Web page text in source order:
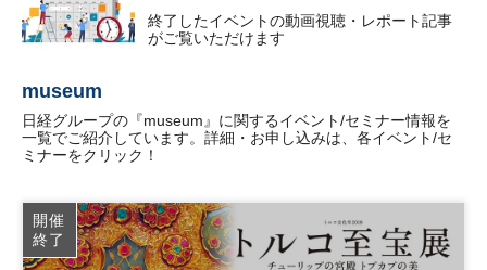
終了したイベントの動画視聴・レポート記事
がご覧いただけます
museum
日経グループの『museum』に関するイベント/セミナー情報を
一覧でご紹介しています。詳細・お申し込みは、各イベント/セ
ミナーをクリック！
開催
終了